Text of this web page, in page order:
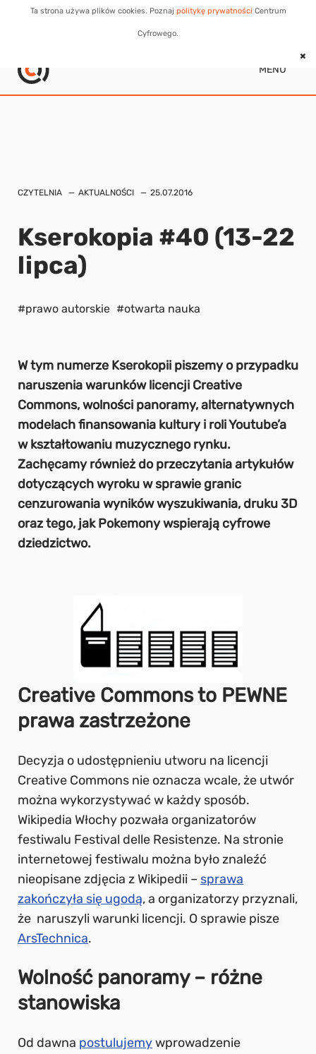
Ta strona używa plików cookies. Poznaj politykę prywatności Centrum
Cyfrowego.
MENU
CZYTELNIA AKTUALNOŚCI 25.07.2016
Kserokopia #40 (13-22
lipca)
#prawo autorskie #otwarta nauka
W tym numerze Kserokopii piszemy o przypadku
naruszenia warunków licencji Creative
Commons, wolności panoramy, alternatywnych
modelach finansowania kultury i roli Youtube’a
w kształtowaniu muzycznego rynku.
Zachęcamy również do przeczytania artykułów
dotyczących wyroku w sprawie granic
cenzurowania wyników wyszukiwania, druku 3D
oraz tego, jak Pokemony wspierają cyfrowe
dziedzictwo.
Creative Commons to PEWNE
prawa zastrzeżone
Decyzja o udostępnieniu utworu na licencji
Creative Commons nie oznacza wcale, że utwór
można wykorzystywać w każdy sposób.
Wikipedia Włochy pozwała organizatorów
festiwalu Festival delle Resistenze. Na stronie
internetowej festiwalu można było znaleźć
nieopisane zdjęcia z Wikipedii – sprawa
zakończyła się ugodą, a organizatorzy przyznali,
że naruszyli warunki licencji. O sprawie pisze
ArsTechnica.
Wolność panoramy – różne
stanowiska
Od dawna postulujemywprowadzenie